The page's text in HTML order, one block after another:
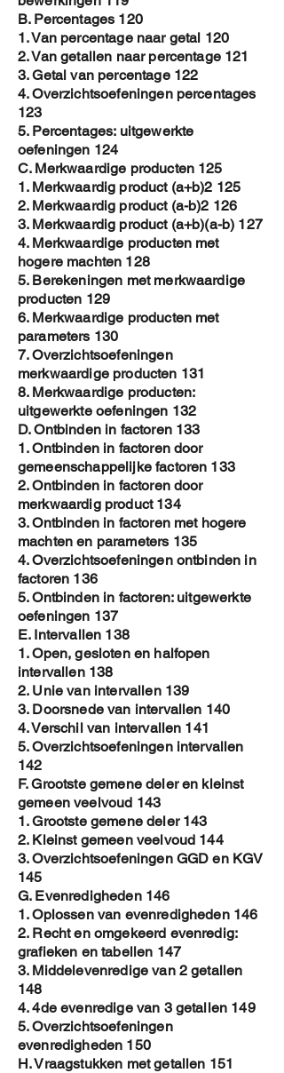
B. Percentages 120
1. Van percentage naar getal 120
2. Van getallen naar percentage 121
3. Getal van percentage 122
4. Overzichtsoefeningen percentages
123
5. Percentages: uitgewerkte
oefeningen 124
C. Merkwaardige producten 125
1. Merkwaardig product (a+b)2 125
2. Merkwaardig product (a-b)2 126
3. Merkwaardig product (a+b)(a-b) 127
4. Merkwaardige producten met
hogere machten 128
5. Berekeningen met merkwaardige
producten 129
6. Merkwaardige producten met
parameters 130
7. Overzichtsoefeningen
merkwaardige producten 131
8. Merkwaardige producten:
uitgewerkte oefeningen 132
D. Ontbinden in factoren 133
1. Ontbinden in factoren door
gemeenschappelijke factoren 133
2. Ontbinden in factoren door
merkwaardig product 134
3. Ontbinden in factoren met hogere
machten en parameters 135
4. Overzichtsoefeningen ontbinden in
factoren 136
5. Ontbinden in factoren: uitgewerkte
oefeningen 137
E. Intervallen 138
1. Open, gesloten en halfopen
intervallen 138
2. Unie van intervallen 139
3. Doorsnede van intervallen 140
4. Verschil van intervallen 141
5. Overzichtsoefeningen intervallen
142
F. Grootste gemene deler en kleinst
gemeen veelvoud 143
1. Grootste gemene deler 143
2. Kleinst gemeen veelvoud 144
3. Overzichtsoefeningen GGD en KGV
145
G. Evenredigheden 146
1. Oplossen van evenredigheden 146
2. Recht en omgekeerd evenredig:
grafieken en tabellen 147
3. Middelevenredige van 2 getallen
148
4. 4de evenredige van 3 getallen 149
5. Overzichtsoefeningen
evenredigheden 150
H. Vraagstukken met getallen 151